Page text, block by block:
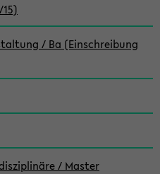
/ Ba (Einschreibung
/ Master